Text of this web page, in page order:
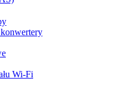
Wi-Fi